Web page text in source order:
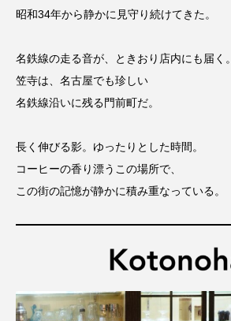
昭和34年から静かに見守り続けてきた。
名鉄線の走る音が、ときおり店内にも届く。
笠寺は、名古屋でも珍しい
名鉄線沿いに残る門前町だ。
長く伸びる影。ゆったりとした時間。
コーヒーの香り漂うこの場所で、
この街の記憶が静かに積み重なっている。